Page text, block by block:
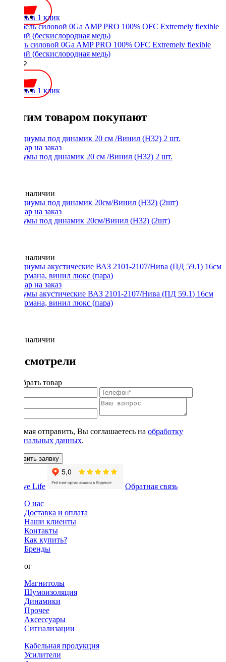
Купить в 1 клик
Кабель силовой 0Ga AMP PRO 100% OFC Extremely flexible
черный (бескислородная медь)
2200 ₽
Купить в 1 клик
С этим товаром покупают
Подиумы под динамик 20 см /Винил (Н32) 2 шт.
Нет в наличии
Подиумы под динамик 20см/Винил (H32) (2шт)
Нет в наличии
Подиумы акустические ВАЗ 2101-2107/Нива (ПД 59.1) 16см
без кармана, винил люкс (пара)
Нет в наличии
Вы смотрели
Подобрать товар
Нажимая отправить, Вы соглашаетесь на обработку
персональных данных.
Оставить заявку
Обратная связь
О нас
Доставка и оплата
Наши клиенты
Контакты
Как купить?
Бренды
Каталог
Магнитолы
Шумоизоляция
Динамики
Прочее
Аксессуары
Сигнализации
Кабельная продукция
Усилители